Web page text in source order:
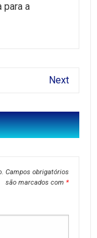
para a
Next
Campos obrigatórios
são marcados com *